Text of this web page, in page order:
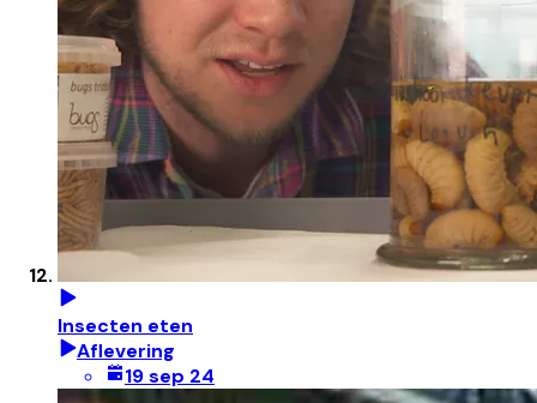
Insecten eten
Aflevering
19 sep 24